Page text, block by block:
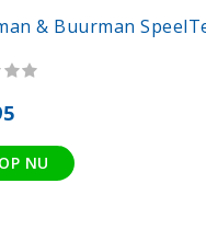
& Buurman
NU